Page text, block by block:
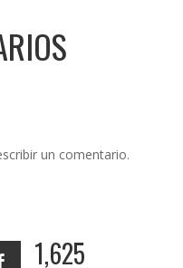
un comentario.
1,625